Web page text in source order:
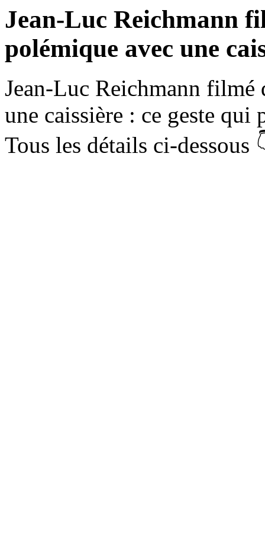
Jean-Luc Reichmann
polémique avec une
Jean-Luc Reichmann filmé
une caissière : ce geste
Tous les détails ci-dessous